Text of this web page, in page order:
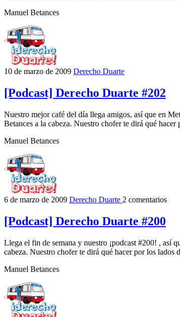
Manuel Betances
10 de marzo de 2009 Derecho Duarte
[Podcast] Derecho Duarte #202
Nuestro mejor café del día llega amigos, así que en
Betances a la cabeza. Nuestro chofer te dirá qué
Manuel Betances
6 de marzo de 2009 Derecho Duarte 2 comentarios
[Podcast] Derecho Duarte #200
Llega el fin de semana y nuestro ¡podcast #200! , así
cabeza. Nuestro chofer te dirá qué hacer por los
Manuel Betances